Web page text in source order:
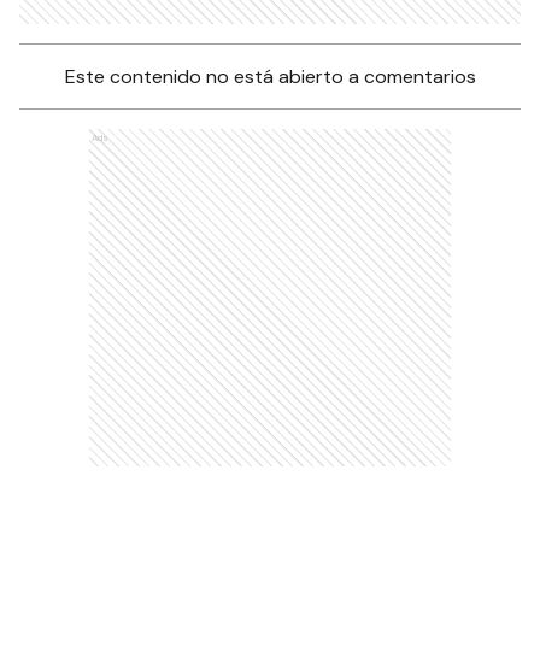
Este contenido no está abierto a comentarios
Ads